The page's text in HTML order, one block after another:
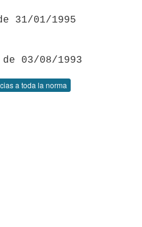
31/01/1995
a toda la norma